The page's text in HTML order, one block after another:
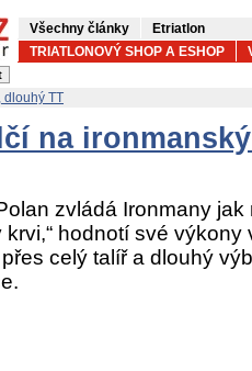
Všechny články
Etriatlon
TRIATLONOVÝ SHOP A ESHOP
dlouhý TT
na
zvládá Ironmany
krvi,“ hodnotí své
celý talíř a dlouhý